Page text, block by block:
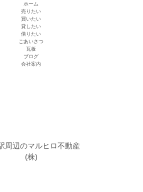
ホーム
売りたい
買いたい
貸したい
借りたい
ごあいさつ
瓦板
ブログ
会社案内